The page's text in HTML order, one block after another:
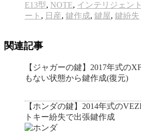
E13型, NOTE, インテリジェン
ート , 日産, 鍵作成, 鍵屋, 鍵紛失
関連記事
【ジャガーの鍵】2017年式の
もない状態から鍵作成(復元)
【ホンダの鍵】2014年式の
トキー紛失で出張鍵作成